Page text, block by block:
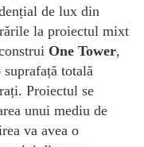
de lux din
la proiectul mixt
One Tower,
totală
Proiectul se
unui mediu de
va avea o